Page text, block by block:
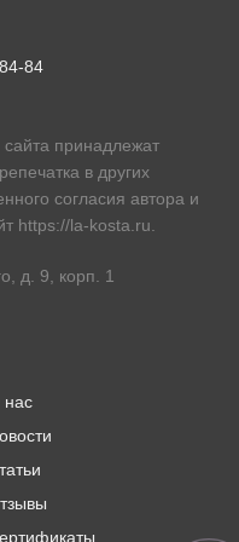
84
принадлежат
в других
согласия автора и
https://la-kosta.ru
д. 9, корп. 1